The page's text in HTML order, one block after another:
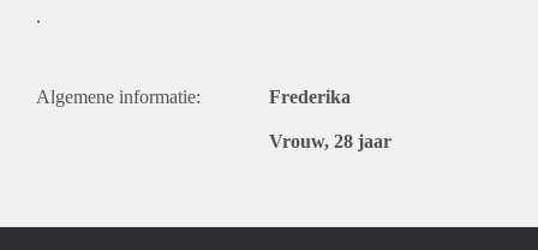
.
Algemene informatie: Frederika
Vrouw, 28 jaar